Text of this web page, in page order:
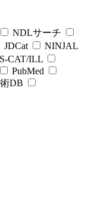
NDLサーチ
JDCat
NINJAL
CAT/ILL
PubMed
DB